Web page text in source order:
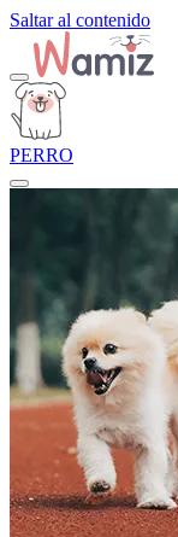
Saltar al contenido
PERRO